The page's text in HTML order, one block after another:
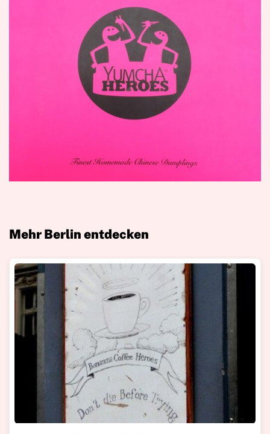
Mehr Berlin entdecken